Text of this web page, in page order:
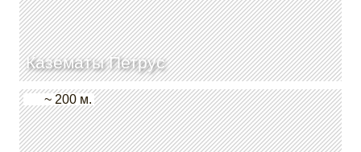
Казематы Петрус
~ 200 м.